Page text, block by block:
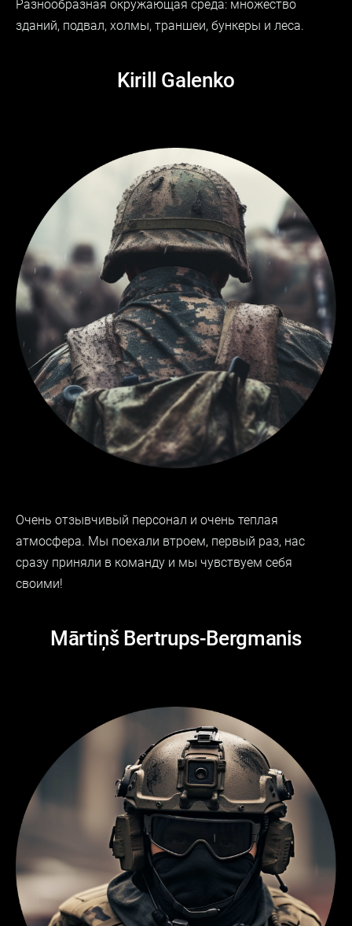
Разнообразная окружающая среда: множество
зданий, подвал, холмы, траншеи, бункеры и леса.
Kirill Galenko
Очень отзывчивый персонал и очень теплая
атмосфера. Мы поехали втроем, первый раз, нас
сразу приняли в команду и мы чувствуем себя
своими!
Mārtiņš Bertrups-Bergmanis